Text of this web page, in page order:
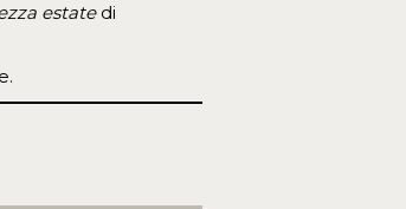
estatedi